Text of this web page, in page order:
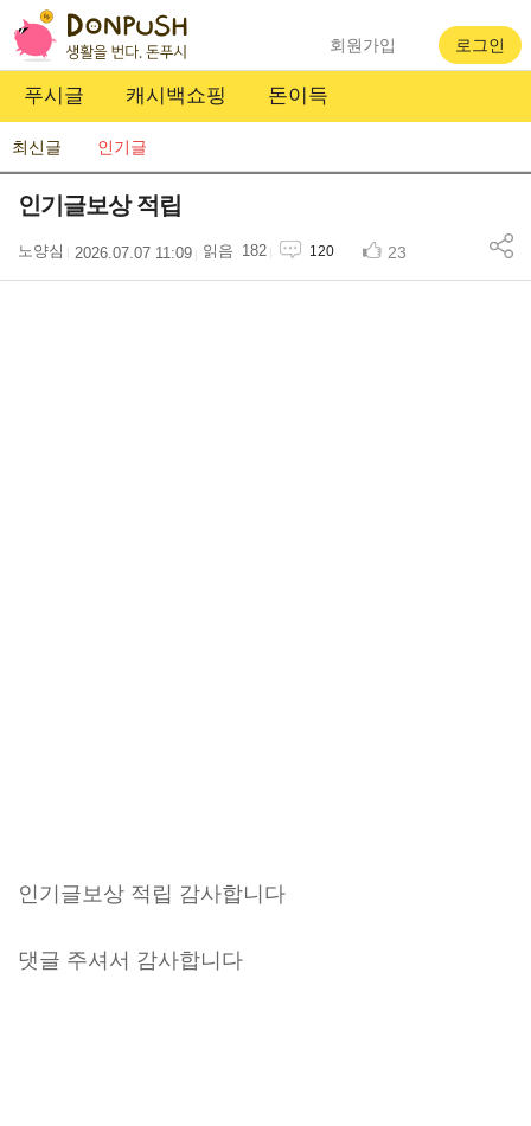
푸시글 캐시백쇼핑 돈이득
회원가입 로그인
최신글 인기글
인기글보상 적립
노양심 2026.07.07 11:09 182 120 23
인기글보상 적립 감사합니다
댓글 주셔서 감사합니다